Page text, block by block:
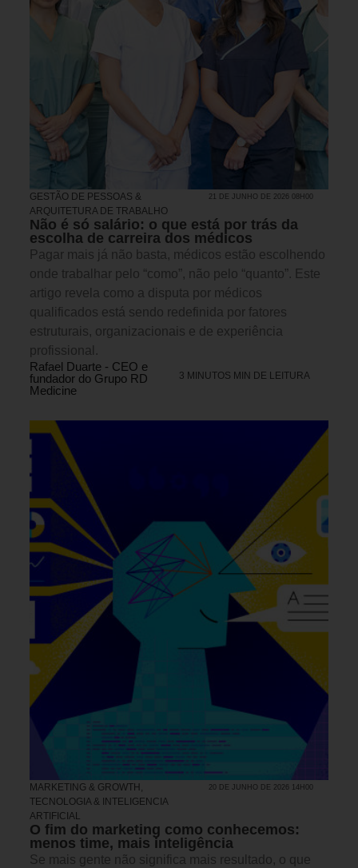
GESTÃO DE PESSOAS &
ARQUITETURA DE TRABALHO
21 DE JUNHO DE 2026 08H00
Não é só salário: o que está por trás da
escolha de carreira dos médicos
Pagar mais já não basta, médicos estão escolhendo
onde trabalhar pelo “como”, não pelo “quanto”. Este
artigo revela como a disputa por médicos
qualificados está sendo redefinida por fatores
estruturais, organizacionais e de experiência
profissional.
Rafael Duarte - CEO e
fundador do Grupo RD
Medicine
3 MINUTOS MIN DE LEITURA
MARKETING & GROWTH ,
TECNOLOGIA & INTELIGENCIA
ARTIFICIAL
20 DE JUNHO DE 2026 14H00
O fim do marketing como conhecemos:
menos time, mais inteligência
Se mais gente não significa mais resultado, o que